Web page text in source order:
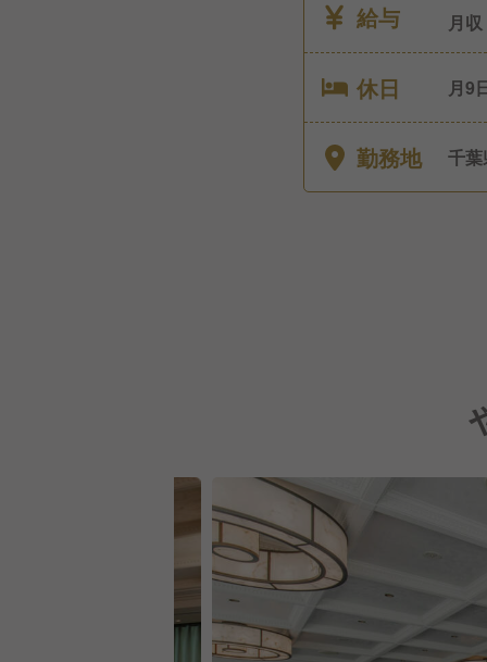
給与
月収
休日
月9日休み 年間休日
勤務地 千